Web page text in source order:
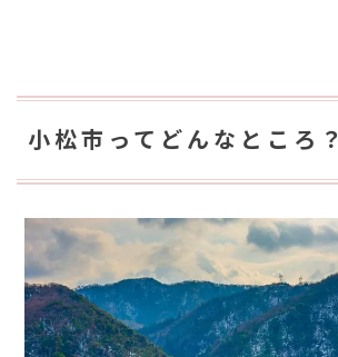
小松市ってどんなところ？